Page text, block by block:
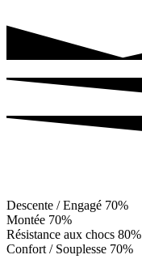
Descente / Engagé 70%
Montée 70%
Résistance aux chocs 80%
Confort / Souplesse 70%